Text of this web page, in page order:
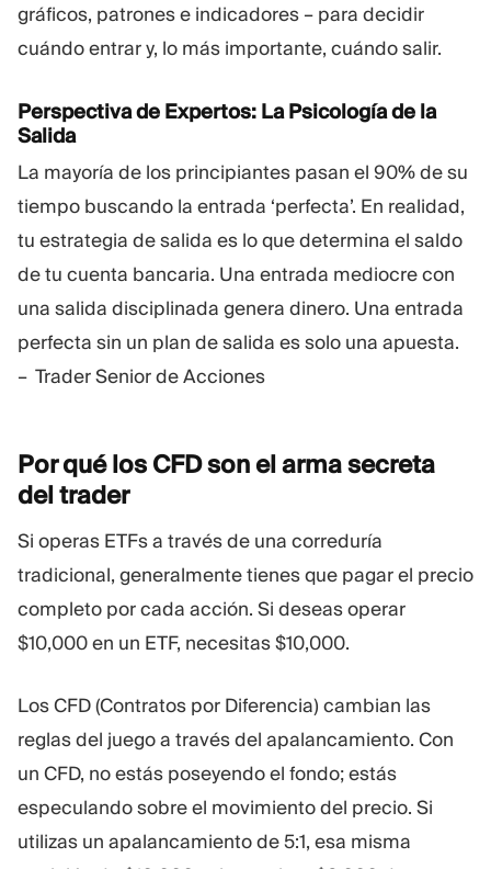
gráficos, patrones e indicadores – para decidir
cuándo entrar y, lo más importante, cuándo salir.
Perspectiva de Expertos: La Psicología de la
Salida
La mayoría de los principiantes pasan el 90% de su
tiempo buscando la entrada ‘perfecta’. En realidad,
tu estrategia de salida es lo que determina el saldo
de tu cuenta bancaria. Una entrada mediocre con
una salida disciplinada genera dinero. Una entrada
perfecta sin un plan de salida es solo una apuesta.
– Trader Senior de Acciones
Por qué los CFD son el arma secreta
deltrader
Si operas ETFs a través de una correduría
tradicional, generalmente tienes que pagar el precio
completo por cada acción. Si deseas operar
$10,000 en un ETF, necesitas $10,000.
Los CFD (Contratos por Diferencia) cambian las
reglas del juego a través del apalancamiento. Con
un CFD, no estás poseyendo el fondo; estás
especulando sobre el movimiento del precio. Si
utilizas un apalancamiento de 5:1, esa misma